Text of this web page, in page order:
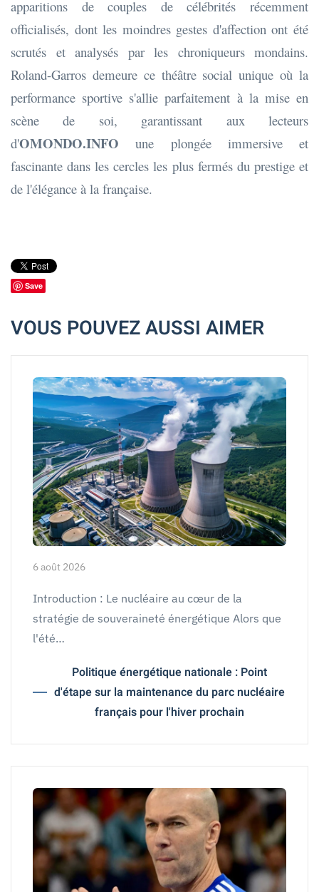
apparitions de couples de célébrités récemment
officialisés, dont les moindres gestes d'affection ont été
scrutés et analysés par les chroniqueurs mondains.
Roland-Garros demeure ce théâtre social unique où la
performance sportive s'allie parfaitement à la mise en
scène de soi, garantissant aux lecteurs
d'OMONDO.INFO une plongée immersive et
fascinante dans les cercles les plus fermés du prestige et
de l'élégance à la française.
Save
VOUS POUVEZ AUSSI AIMER
6 août 2026
Introduction : Le nucléaire au cœur de la
stratégie de souveraineté énergétique Alors que
l'été…
Politique énergétique nationale : Point
d'étape sur la maintenance du parc nucléaire
français pour l'hiver prochain